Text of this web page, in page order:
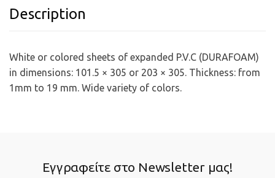
Description
White or colored sheets of expanded P.V.C (DURAFOAM)
in dimensions: 101.5 × 305 or 203 × 305. Thickness: from
1mm to 19 mm. Wide variety of colors.
Εγγραφείτε στο Newsletter μας!